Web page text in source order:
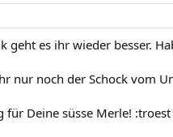
geht es ihr wieder besser.
nur noch der Schock vom
für Deine süsse Merle! :troest